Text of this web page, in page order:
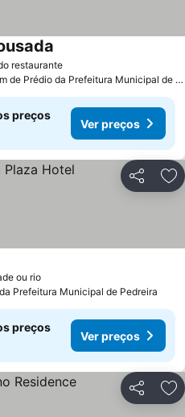
restaurante
a 16.1 km de Prédio da Prefeitura Municipal de Pedreira
preços
Ver preços
Partilhar
ou rio
Prefeitura Municipal de Pedreira
preços
Ver preços
Partilhar